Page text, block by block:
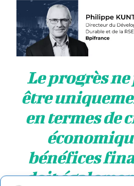
Le progrès
être
en termes de
bénéfices
doit